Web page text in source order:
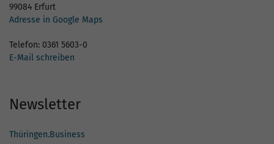
99084 Erfurt
Adresse in Google Maps
Telefon: 0361 5603-0
E-Mail schreiben
Newsletter
Thüringen.Business